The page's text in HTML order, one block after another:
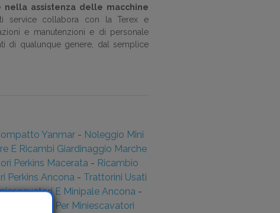
nella assistenza delle macchine
service collabora con la Terex e
e manutenzioni e di personale
di qualunque genere, dal semplice
Yanmar - Noleggio Mini
E Ricambi Giardinaggio Marche
Perkins Macerata - Ricambio
Perkins Ancona - Trattorini Usati
E Minipale Ancona -
In Gomma Per Miniescavatori